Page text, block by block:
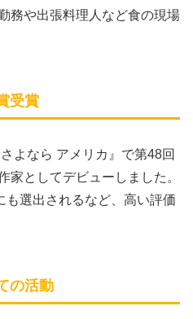
務や出張料理人など食の現場
受賞
よなら アメリカ』で第48回
家としてデビューしました。
も選出されるなど、高い評価
の活動